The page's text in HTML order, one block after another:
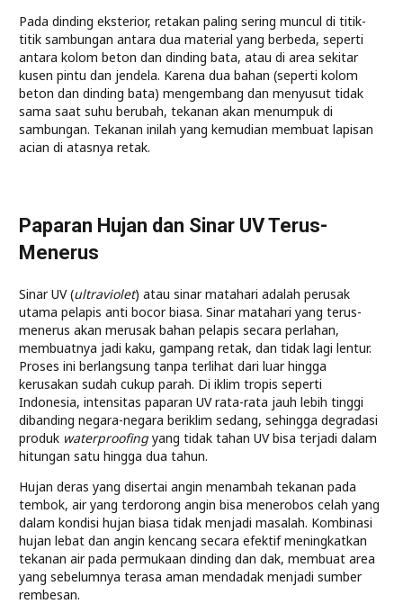
Pada dinding eksterior, retakan paling sering muncul di titik-
titik sambungan antara dua material yang berbeda, seperti
antara kolom beton dan dinding bata, atau di area sekitar
kusen pintu dan jendela. Karena dua bahan (seperti kolom
beton dan dinding bata) mengembang dan menyusut tidak
sama saat suhu berubah, tekanan akan menumpuk di
sambungan. Tekanan inilah yang kemudian membuat lapisan
acian di atasnya retak.
Paparan Hujan dan Sinar UV Terus-
Menerus
Sinar UV (ultraviolet) atau sinar matahari adalah perusak
utama pelapis anti bocor biasa. Sinar matahari yang terus-
menerus akan merusak bahan pelapis secara perlahan,
membuatnya jadi kaku, gampang retak, dan tidak lagi lentur.
Proses ini berlangsung tanpa terlihat dari luar hingga
kerusakan sudah cukup parah. Di iklim tropis seperti
Indonesia, intensitas paparan UV rata-rata jauh lebih tinggi
dibanding negara-negara beriklim sedang, sehingga degradasi
produk waterproofingyang tidak tahan UV bisa terjadi dalam
hitungan satu hingga dua tahun.
Hujan deras yang disertai angin menambah tekanan pada
tembok, air yang terdorong angin bisa menerobos celah yang
dalam kondisi hujan biasa tidak menjadi masalah. Kombinasi
hujan lebat dan angin kencang secara efektif meningkatkan
tekanan air pada permukaan dinding dan dak, membuat area
yang sebelumnya terasa aman mendadak menjadi sumber
rembesan.